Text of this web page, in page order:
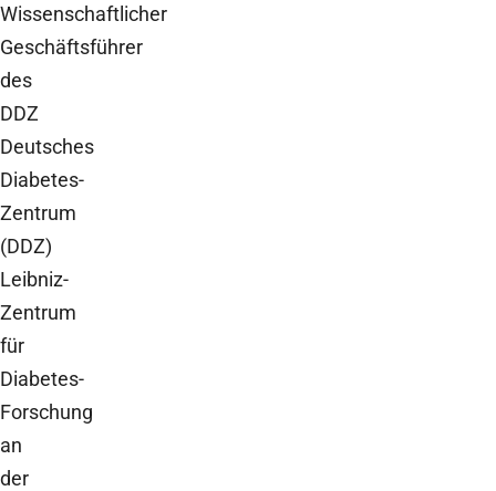
Wissenschaftlicher
Geschäftsführer
des
DDZ
Deutsches
Diabetes-
Zentrum
(DDZ)
Leibniz-
Zentrum
für
Diabetes-
Forschung
an
der